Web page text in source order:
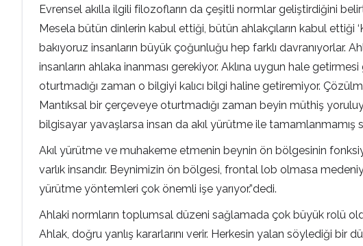
Evrensel akılla ilgili filozofların da çeşitli normlar geliştirdiğini
Mesela bütün dinlerin kabul ettiği, bütün ahlakçıların kabul ettiği
bakıyoruz insanların büyük çoğunluğu hep farklı davranıyorlar.
insanların ahlaka inanması gerekiyor. Aklına uygun hale
oturtmadığı zaman o bilgiyi kalıcı bilgi haline getiremiyor.
Mantıksal bir çerçeveye oturtmadığı zaman beyin müthiş
bilgisayar yavaşlarsa insan da akıl yürütme ile
Akıl yürütme ve muhakeme etmenin beynin ön bölgesinin
varlık insandır. Beynimizin ön bölgesi, frontal lob olmasa
yürütme yöntemleri çok önemli işe yarıyor.”dedi.
Ahlaki normların toplumsal düzeni sağlamada çok büyük rolü
Ahlak, doğru yanlış kararlarını verir. Herkesin yalan söylediği